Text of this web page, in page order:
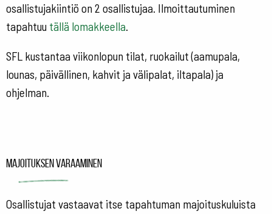
osallistujakiintiö on 2 osallistujaa. Ilmoittautuminen
tapahtuu tällä lomakkeella.
SFL kustantaa viikonlopun tilat, ruokailut (aamupala,
lounas, päivällinen, kahvit ja välipalat, iltapala) ja
ohjelman.
Majoituksen varaaminen
Osallistujat vastaavat itse tapahtuman majoituskuluista